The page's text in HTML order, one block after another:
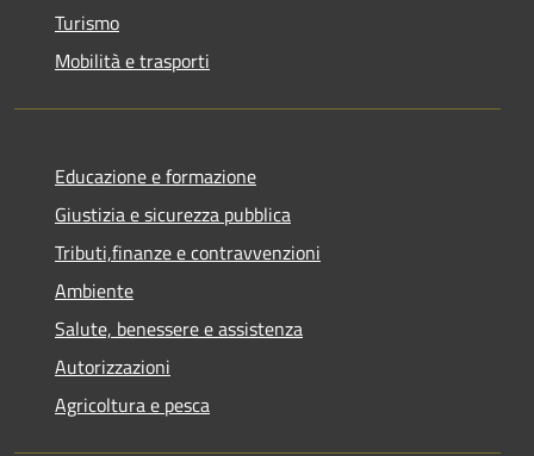
Turismo
Mobilità e trasporti
Educazione e formazione
Giustizia e sicurezza pubblica
Tributi,finanze e contravvenzioni
Ambiente
Salute, benessere e assistenza
Autorizzazioni
Agricoltura e pesca